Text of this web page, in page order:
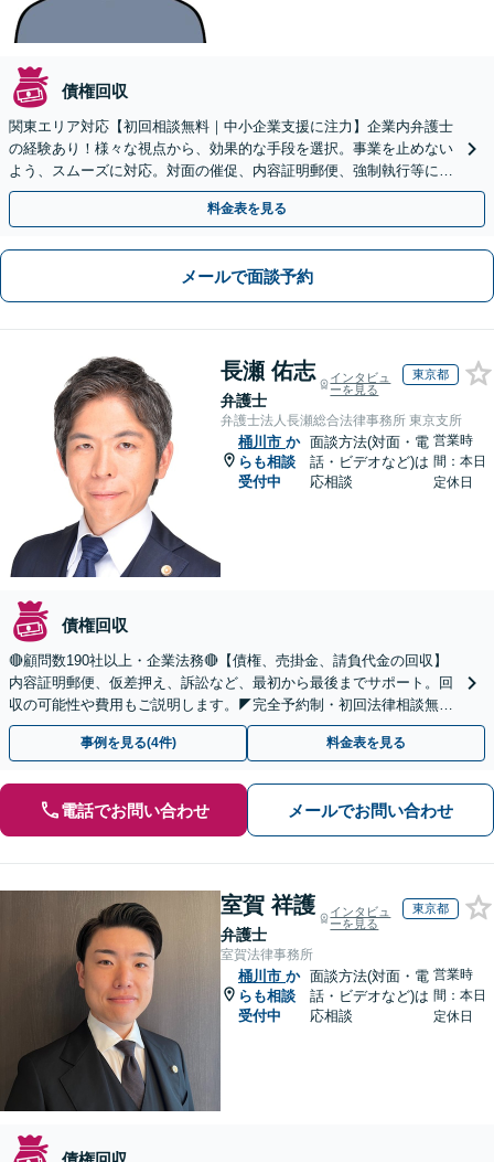
債権回収
関東エリア対応【初回相談無料｜中小企業支援に注力】企業内弁護士
の経験あり！様々な視点から、効果的な手段を選択。事業を止めない
よう、スムーズに対応。対面の催促、内容証明郵便、強制執行等に精
通。お困りの方はすぐにご相談を【オンライン面談◎】
料金表を見る
メールで面談予約
長瀬 佑志
弁護士
インタビュ
ーを見る
東京都
弁護士法人長瀬総合法律事務所 東京支所
桶川市 か
らも相談
受付中
面談方法(対面・電
話・ビデオなど)は
応相談
営業時
間：本日
定休日
債権回収
🔴顧問数190社以上・企業法務🔴【債権、売掛金、請負代金の回収】
内容証明郵便、仮差押え、訴訟など、最初から最後までサポート。回
収の可能性や費用もご説明します。◤完全予約制・初回法律相談無料
◢
事例を見る(4件) 料金表を見る
電話でお問い合わせ メールでお問い合わせ
室賀 祥護
弁護士
インタビュ
ーを見る
東京都
室賀法律事務所
桶川市 か
らも相談
受付中
面談方法(対面・電
話・ビデオなど)は
応相談
営業時
間：本日
定休日